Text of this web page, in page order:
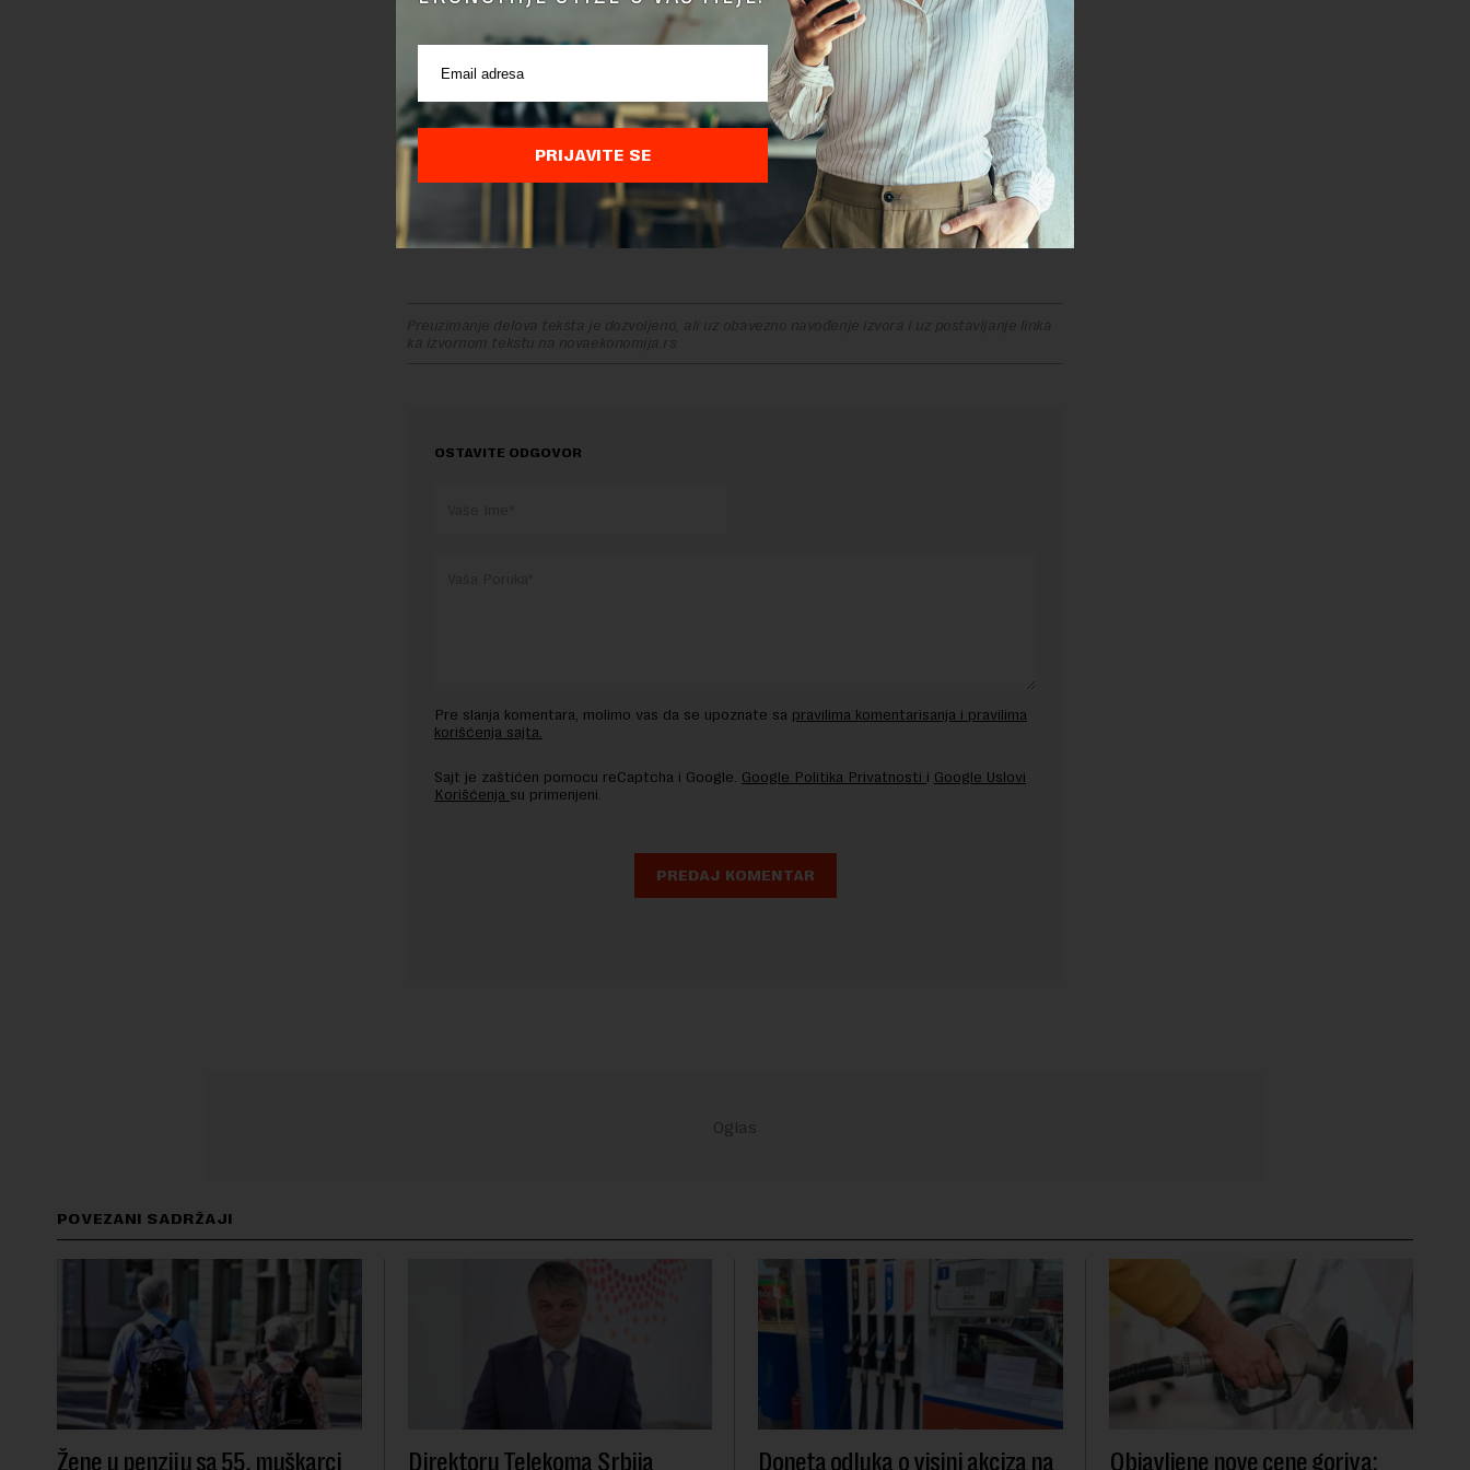
Nebojša Bjelotomić sa velikim uspehom nastaviti da krči put na kome smo
već odneli mnogo pobeda i punim srcem živeti veliku ideju koja nas je
okupila“, kaže Branko Milutinović, predsednik Upravnog odbora organizacije.
Na mesto direktora Inicijative „Digitalna Srbija“ Bjelotomić dolazi umesto Nebojše
Đurđevića koji je na toj poziciji proveo tri godine, a koji će u narednom periodu blisko
sarađivati sa Bjelotomićem, nastaviti da aktivno učestvuje u daljem radu organizacije i
doprinosi svojim iskustvom i domenskom ekspertizom kao savetnik Upravnog odbora za
Preuzimanje delova teksta je dozvoljeno, ali uz obavezno navođenje izvora i uz postavljanje linka
ka izvornom tekstu na novaekonomija.rs
OSTAVITE ODGOVOR
Pre slanja komentara, molimo vas da se upoznate sa pravilima komentarisanja i pravilima
korišćenja sajta.
Sajt je zaštićen pomocu reCaptcha i Google. Google Politika Privatnosti i Google Uslovi
Korišćenja su primenjeni.
POVEZANI SADRŽAJI
Žene u penziju sa 55, muškarci Direktoru Telekoma Srbija Doneta odluka o visini akciza na Objavljene nove cene goriva:
PRIJAVITE SE